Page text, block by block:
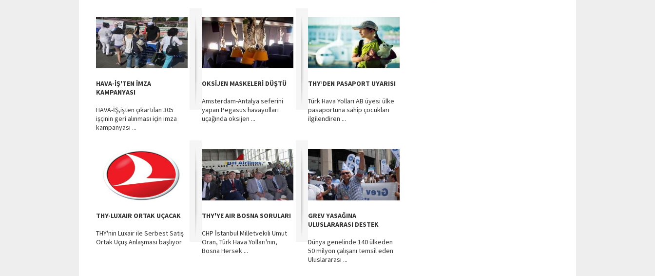
HAVA-İŞ'TEN İMZA
KAMPANYASI
HAVA-İŞ,işten çıkartılan 305
işçinin geri alınması için imza
kampanyası ...
OKSİJEN MASKELERİ DÜŞTÜ
Amsterdam-Antalya seferini
yapan Pegasus havayolları
uçağında oksijen ...
THY’DEN PASAPORT UYARISI
Türk Hava Yolları AB üyesi ülke
pasaportuna sahip çocukları
ilgilendiren ...
THY-LUXAIR ORTAK UÇACAK
THY'nin Luxair ile Serbest Satış
Ortak Uçuş Anlaşması başlıyor
THY'YE AIR BOSNA SORULARI
CHP İstanbul Milletvekili Umut
Oran, Türk Hava Yolları'nın,
Bosna Hersek ...
GREV YASAĞINA
ULUSLARARASI DESTEK
Dünya genelinde 140 ülkeden
50 milyon çalışanı temsil eden
Uluslararası ...